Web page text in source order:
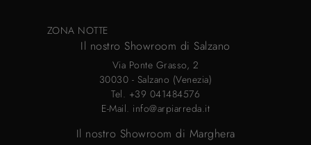
ZONA NOTTE
Il nostro Showroom di Salzano
Via Ponte Grasso, 2
30030 - Salzano (Venezia)
Tel. +39 041484576
E-Mail. info@arpiarreda.it
Il nostro Showroom di Marghera